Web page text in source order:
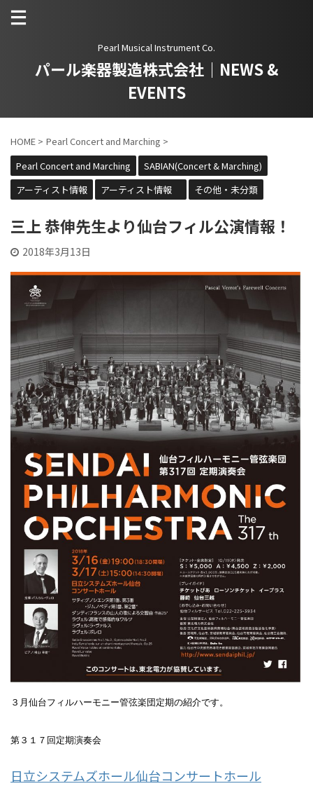
Pearl Musical Instrument Co.
パール楽器製造株式会社｜NEWS &
EVENTS
HOME > Pearl Concert and Marching >
Pearl Concert and Marching
SABIAN(Concert & Marching)
アーティスト情報
アーティスト情報 その他・未分類
三上 恭伸先生より仙台フィル公演情報！
2018年3月13日
３月仙台フィルハーモニー管弦楽団定期の紹介です。
第３１７回定期演奏会
日立システムズホール仙台コンサートホール